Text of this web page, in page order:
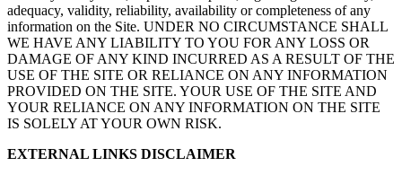
adequacy, validity, reliability, availability or completeness of any
information on the Site. UNDER NO CIRCUMSTANCE SHALL
WE HAVE ANY LIABILITY TO YOU FOR ANY LOSS OR
DAMAGE OF ANY KIND INCURRED AS A RESULT OF THE
USE OF THE SITE OR RELIANCE ON ANY INFORMATION
PROVIDED ON THE SITE. YOUR USE OF THE SITE AND
YOUR RELIANCE ON ANY INFORMATION ON THE SITE
IS SOLELY AT YOUR OWN RISK.
EXTERNAL LINKS DISCLAIMER